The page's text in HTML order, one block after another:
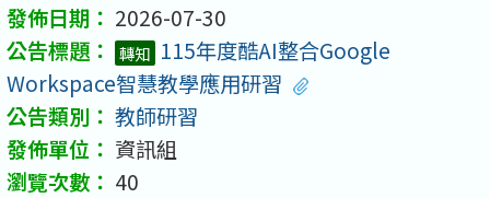
2026-07-30
轉知 115年度酷AI整合Google
Workspace智慧教學應用研習
教師研習
資訊組
40